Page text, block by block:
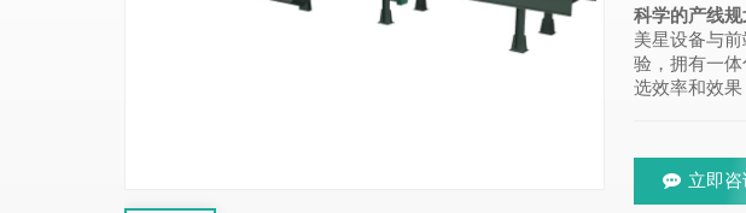
科学的产线
美星设备与
验，拥有一
选效率和效果
立即